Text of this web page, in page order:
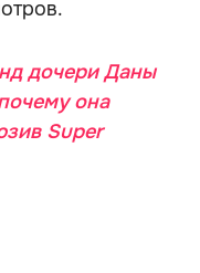
дочери Даны
она
Super